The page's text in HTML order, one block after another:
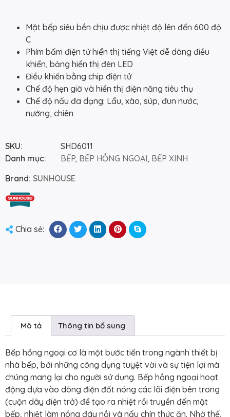
Mặt bếp siêu bền chịu được nhiệt độ lên đến 600 độ
C
Phím bấm điện tử hiển thị tiếng Việt dễ dàng điều
khiển, bảng hiển thị đèn LED
Điều khiển bằng chip điện tử
Chế độ hẹn giờ và hiển thị điện năng tiêu thụ
Chế độ nấu đa dạng: Lẩu, xào, súp, đun nước,
nướng, chiên
SKU:
SHD6011
Danh mục:
BẾP, BẾP HỒNG NGOẠI, BẾP XINH
Brand: SUNHOUSE
Chia sẻ:
Mô tả Thông tin bổ sung
Bếp hồng ngoại cơ là một bước tiến trong ngành thiết bị
nhà bếp, bởi những công dụng tuyệt vời và sự tiện lợi mà
chúng mang lại cho người sử dụng. Bếp hồng ngoại hoạt
động dựa vào dòng điện đốt nóng các lõi điện bên trong
(cuộn dây điện trở) để tạo ra nhiệt rồi truyền đến mặt
bếp, nhiệt làm nóng đáy nồi và nấu chín thức ăn. Nhờ thế,